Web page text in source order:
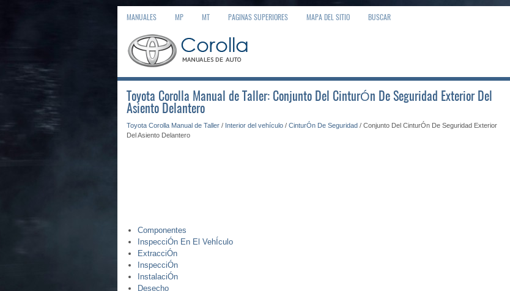
MANUALES MP MT PAGINAS SUPERIORES MAPA DEL SITIO BUSCAR
Toyota Corolla Manual de Taller: Conjunto Del CinturÓn De Seguridad Exterior Del
Asiento Delantero
Toyota Corolla Manual de Taller / Interior del vehículo / CinturÓn De Seguridad / Conjunto Del CinturÓn De Seguridad Exterior
Del Asiento Delantero
Componentes
InspecciÓn En El VehÍculo
ExtracciÓn
InspecciÓn
InstalaciÓn
Desecho